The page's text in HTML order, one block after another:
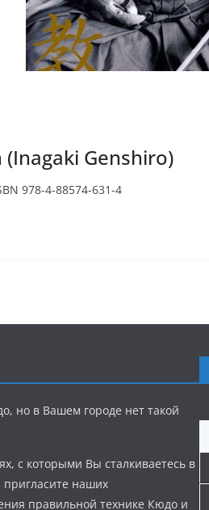
Genshiro)
978-4-88574-631-4
но в Вашем городе нет такой
с которыми Вы сталкиваетесь в
наших
правильной технике Кюдо и